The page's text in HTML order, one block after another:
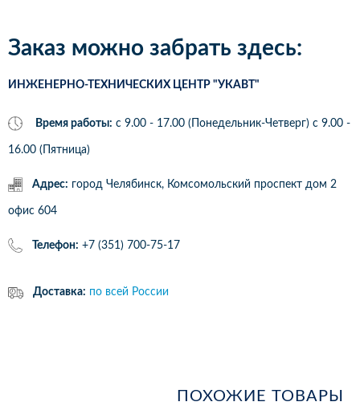
Заказ можно забрать здесь:
ИНЖЕНЕРНО-ТЕХНИЧЕСКИХ ЦЕНТР "УКАВТ"
Время работы: с 9.00 - 17.00 (Понедельник-Четверг) c 9.00 -
16.00 (Пятница)
Адрес: город Челябинск, Комсомольский проспект дом 2
офис 604
Телефон: +7 (351) 700-75-17
Доставка: по всей России
ПОХОЖИЕ ТОВАРЫ